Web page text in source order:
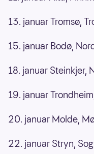
13. januar Tromsø,
15. januar Bodø,
18. januar Steinkjer,
19. januar
20. januar Molde,
22. januar Stryn,